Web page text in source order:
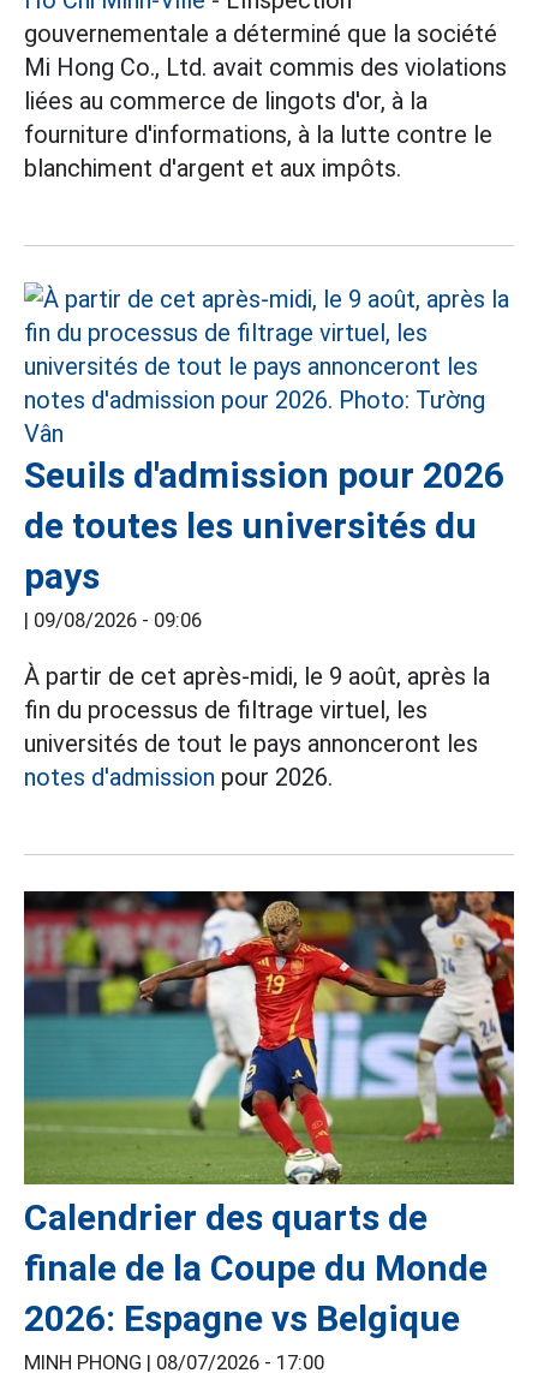
gouvernementale a déterminé que la société
Mi Hong Co., Ltd. avait commis des violations
liées au commerce de lingots d'or, à la
fourniture d'informations, à la lutte contre le
blanchiment d'argent et aux impôts.
Seuils d'admission pour 2026
de toutes les universités du
pays
| 09/08/2026 - 09:06
À partir de cet après-midi, le 9 août, après la
fin du processus de filtrage virtuel, les
universités de tout le pays annonceront les
notes d'admission pour 2026.
Calendrier des quarts de
finale de la Coupe du Monde
2026: Espagne vs Belgique
MINH PHONG | 08/07/2026 - 17:00